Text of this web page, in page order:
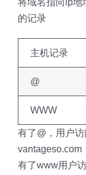
的记录
主机记录
@
WWW
有了@，用户
vantageso.com
有了www用户